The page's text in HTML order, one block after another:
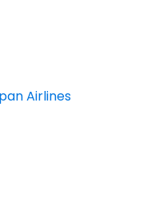
Airlines
komunity cestovateľov